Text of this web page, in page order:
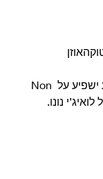
שנה מאוחר יותר, הקטע ישפיע על Non